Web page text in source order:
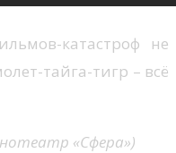
катастроф не
тайга-тигр – всё
«Сфера»)